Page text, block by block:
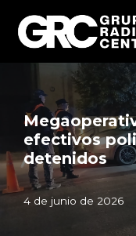
Saltar
contenido
efectivos
detenidos
4 de junio de 2026